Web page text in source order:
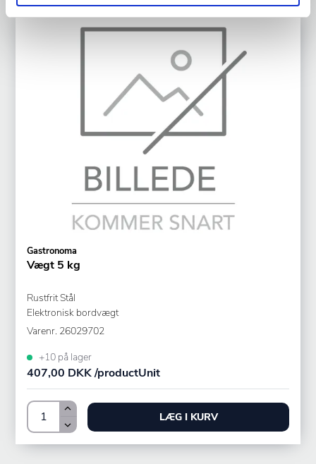
Gastronoma
Vægt 5 kg
Rustfrit Stål
Elektronisk bordvægt
Varenr. 26029702
+10 på lager
407,00 DKK /productUnit
LÆG I KURV